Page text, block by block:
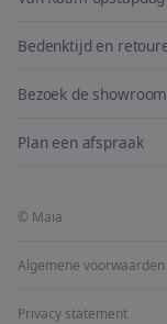
Bedenktijd en
Bezoek de showroom
Plan een afspraak
© Maia
Algemene voorwaarden
Privacy statement